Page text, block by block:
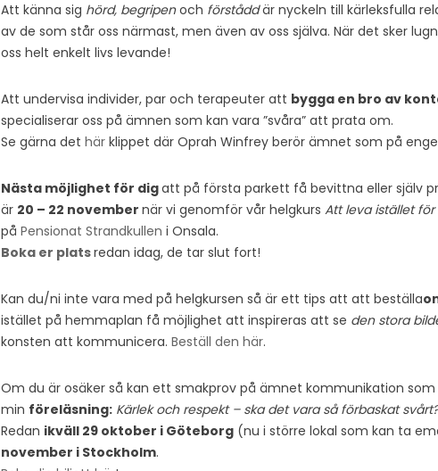
Att känna sig hörd, begripenoch förståddär nyckeln till kärleksfulla
av de som står oss närmast, men även av oss själva. När det sker
oss helt enkelt livs levande!
Att undervisa individer, par och terapeuter att bygga en bro av
specialiserar oss på ämnen som kan vara ”svåra” att prata om.
Se gärna det här klippet där Oprah Winfrey berör ämnet som på
Nästa möjlighet för digatt på första parkett få bevittna eller själv
är 20 – 22 november när vi genomför vår helgkurs Att leva istället
på Pensionat Strandkullen i Onsala.
Boka er platsredan idag, de tar slut fort!
Kan du/ni inte vara med på helgkursen så är ett tips att att beställa
istället på hemmaplan få möjlighet att inspireras att se den stora
konsten att kommunicera. Beställ den här.
Om du är osäker så kan ett smakprov på ämnet kommunikation
min föreläsning: Kärlek och respekt – ska det vara så förbaskat svårt?
Redan ikväll 29 oktober i Göteborg (nu i större lokal som kan ta
november i Stockholm.